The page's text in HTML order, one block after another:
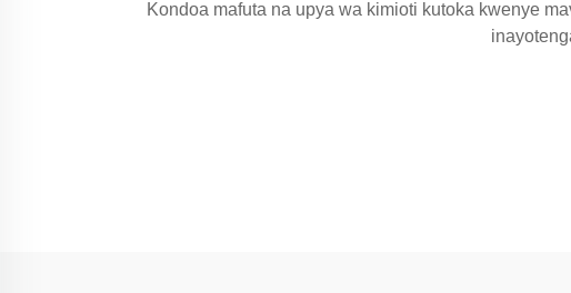
Kondoa mafuta na upya wa kimioti kutoka kwenye